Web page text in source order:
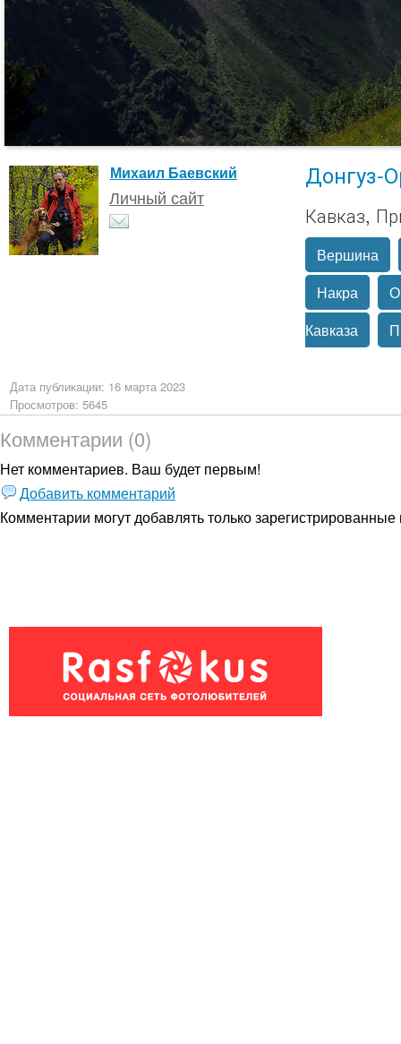
Михаил Баевский
Личный сайт
Донгуз-
Кавказ,
Вершина
Накра
Кавказа
Дата публикации: 16 марта 2023
Просмотров: 5645
Комментарии (0)
Нет комментариев. Ваш будет первым!
Добавить комментарий
Комментарии могут добавлять толькозарегистрированные